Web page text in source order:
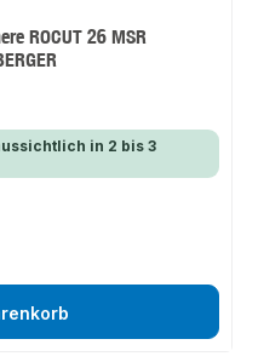
ROCUT 26 MSR
in 2 bis 3